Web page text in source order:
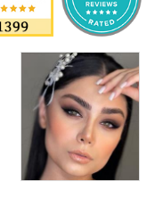
آرایشگاه عروس تهران